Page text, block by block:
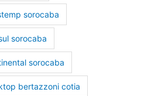
sorocaba
sorocaba
sorocaba
bertazzoni cotia